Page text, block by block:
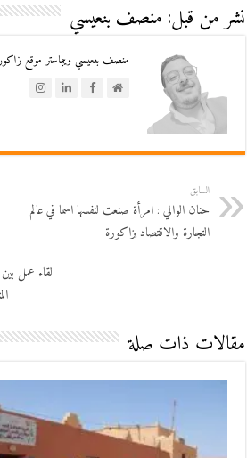
نشر من قبل: منصف بنعيسي
منصف بنعيسي ويبماستر موقع
السابق
حنان الوالي : امرأة صنعت لنفسها اسما في عالم
التجارة والاقتصاد بزاكورة
لقاء عمل
مقالات ذات صلة